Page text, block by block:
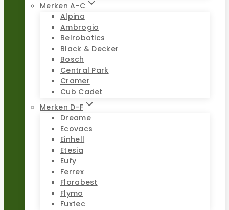
Merken A-C
Alpina
Ambrogio
Belrobotics
Black & Decker
Bosch
Central Park
Cramer
Cub Cadet
Merken D-F
Dreame
Ecovacs
Einhell
Etesia
Eufy
Ferrex
Florabest
Flymo
Fuxtec